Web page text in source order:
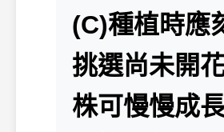
(C)種植時應
挑選尚未開
株可慢慢成